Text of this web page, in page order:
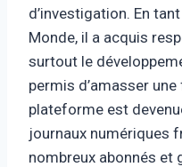
d’investigation. En
Monde, il a acquis
surtout le
permis d’amasser
plateforme est
journaux numériques
nombreux abonnés et